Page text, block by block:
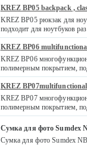
KREZ BP05 backpack ,
KREZ BP05 рюкзак для
подходит для ноутбуков
KREZ BP06
KREZ BP06
полимерным покрытием,
KREZ BP07multifunctional
KREZ BP07
полимерным покрытием,
Сумка для фото Sumdex
Сумка для фото Sumdex